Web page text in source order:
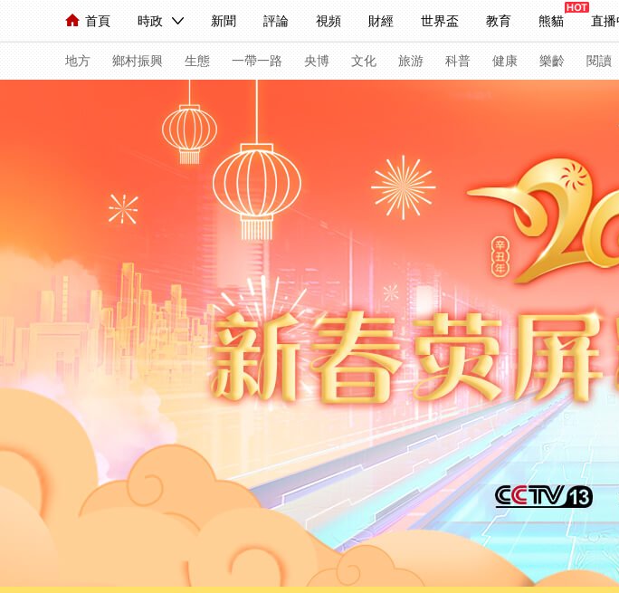
首頁 時政 新聞 評論 視頻 財經 世界盃 教育 熊貓 直播
人民領袖習近平 聯播+ 中國領導人 央視快評 習式妙語 熱解讀 天天學習
直播 欄目大全 節目單 聽音 微視頻 主持人 下載央視影音
海外頻道 iPanda English Монгол
地方 鄉村振興 生態 一帶一路 央博 文化 旅游 科普 健康 樂齡 閱讀
網絡春晚 大型活
新聞 國際 評論 軍事 科技 法治 文娛 人物
聯播+ 天天學習 央視快評 央視網評
小央視頻 小央直播 直播中國 熊貓頻道 VR/AR 4K專區
現場 前線 比劃 快看 藍海中國 新兵請入列 人生第一次 人生第二
體育 直播 競猜 2026年世界盃 2026年冬奧會 CBA NBA 中超
VIP會員 CCTV奧林匹克頻道 生活體育大會 體育江湖 文化體育 冰雪道路
一帶一路 央博 非遺 文化
大國智造 大國展會 大國保險 雲頂對話 雲起 超級工廠 智敬中國
CCTV.節目官網 直播 節目單 欄目 片庫 收視榜 總台企業白名單